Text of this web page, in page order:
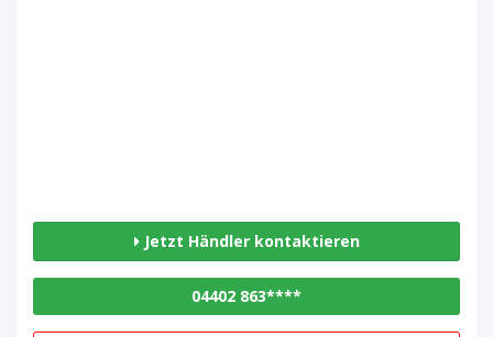
Jetzt Händler kontaktieren
04402 863****